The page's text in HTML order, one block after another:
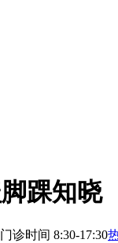
踝知晓
门诊时间 8:30-17:30